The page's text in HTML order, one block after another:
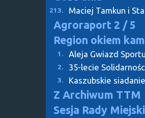
213. Maciej Tamkun i
Agroraport 2 / 5
Region okiem
1. Aleja Gwiazd
2. 35-lecie
3. Kaszubskie
Z Archiwum TTM
Sesja Rady